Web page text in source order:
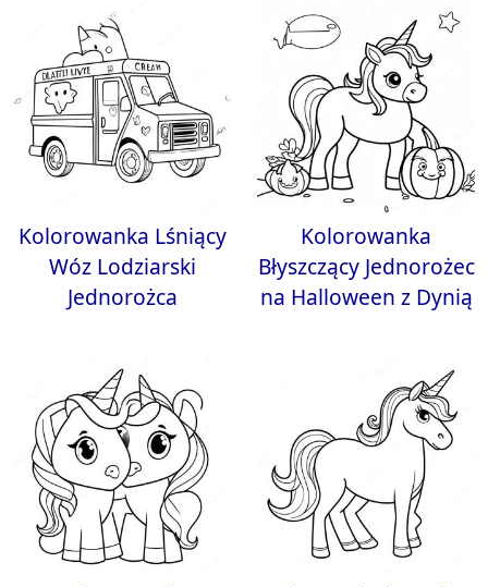
Kolorowanka Lśniący
Wóz Lodziarski
Jednorożca
Kolorowanka
Błyszczący Jednorożec
na Halloween z Dynią